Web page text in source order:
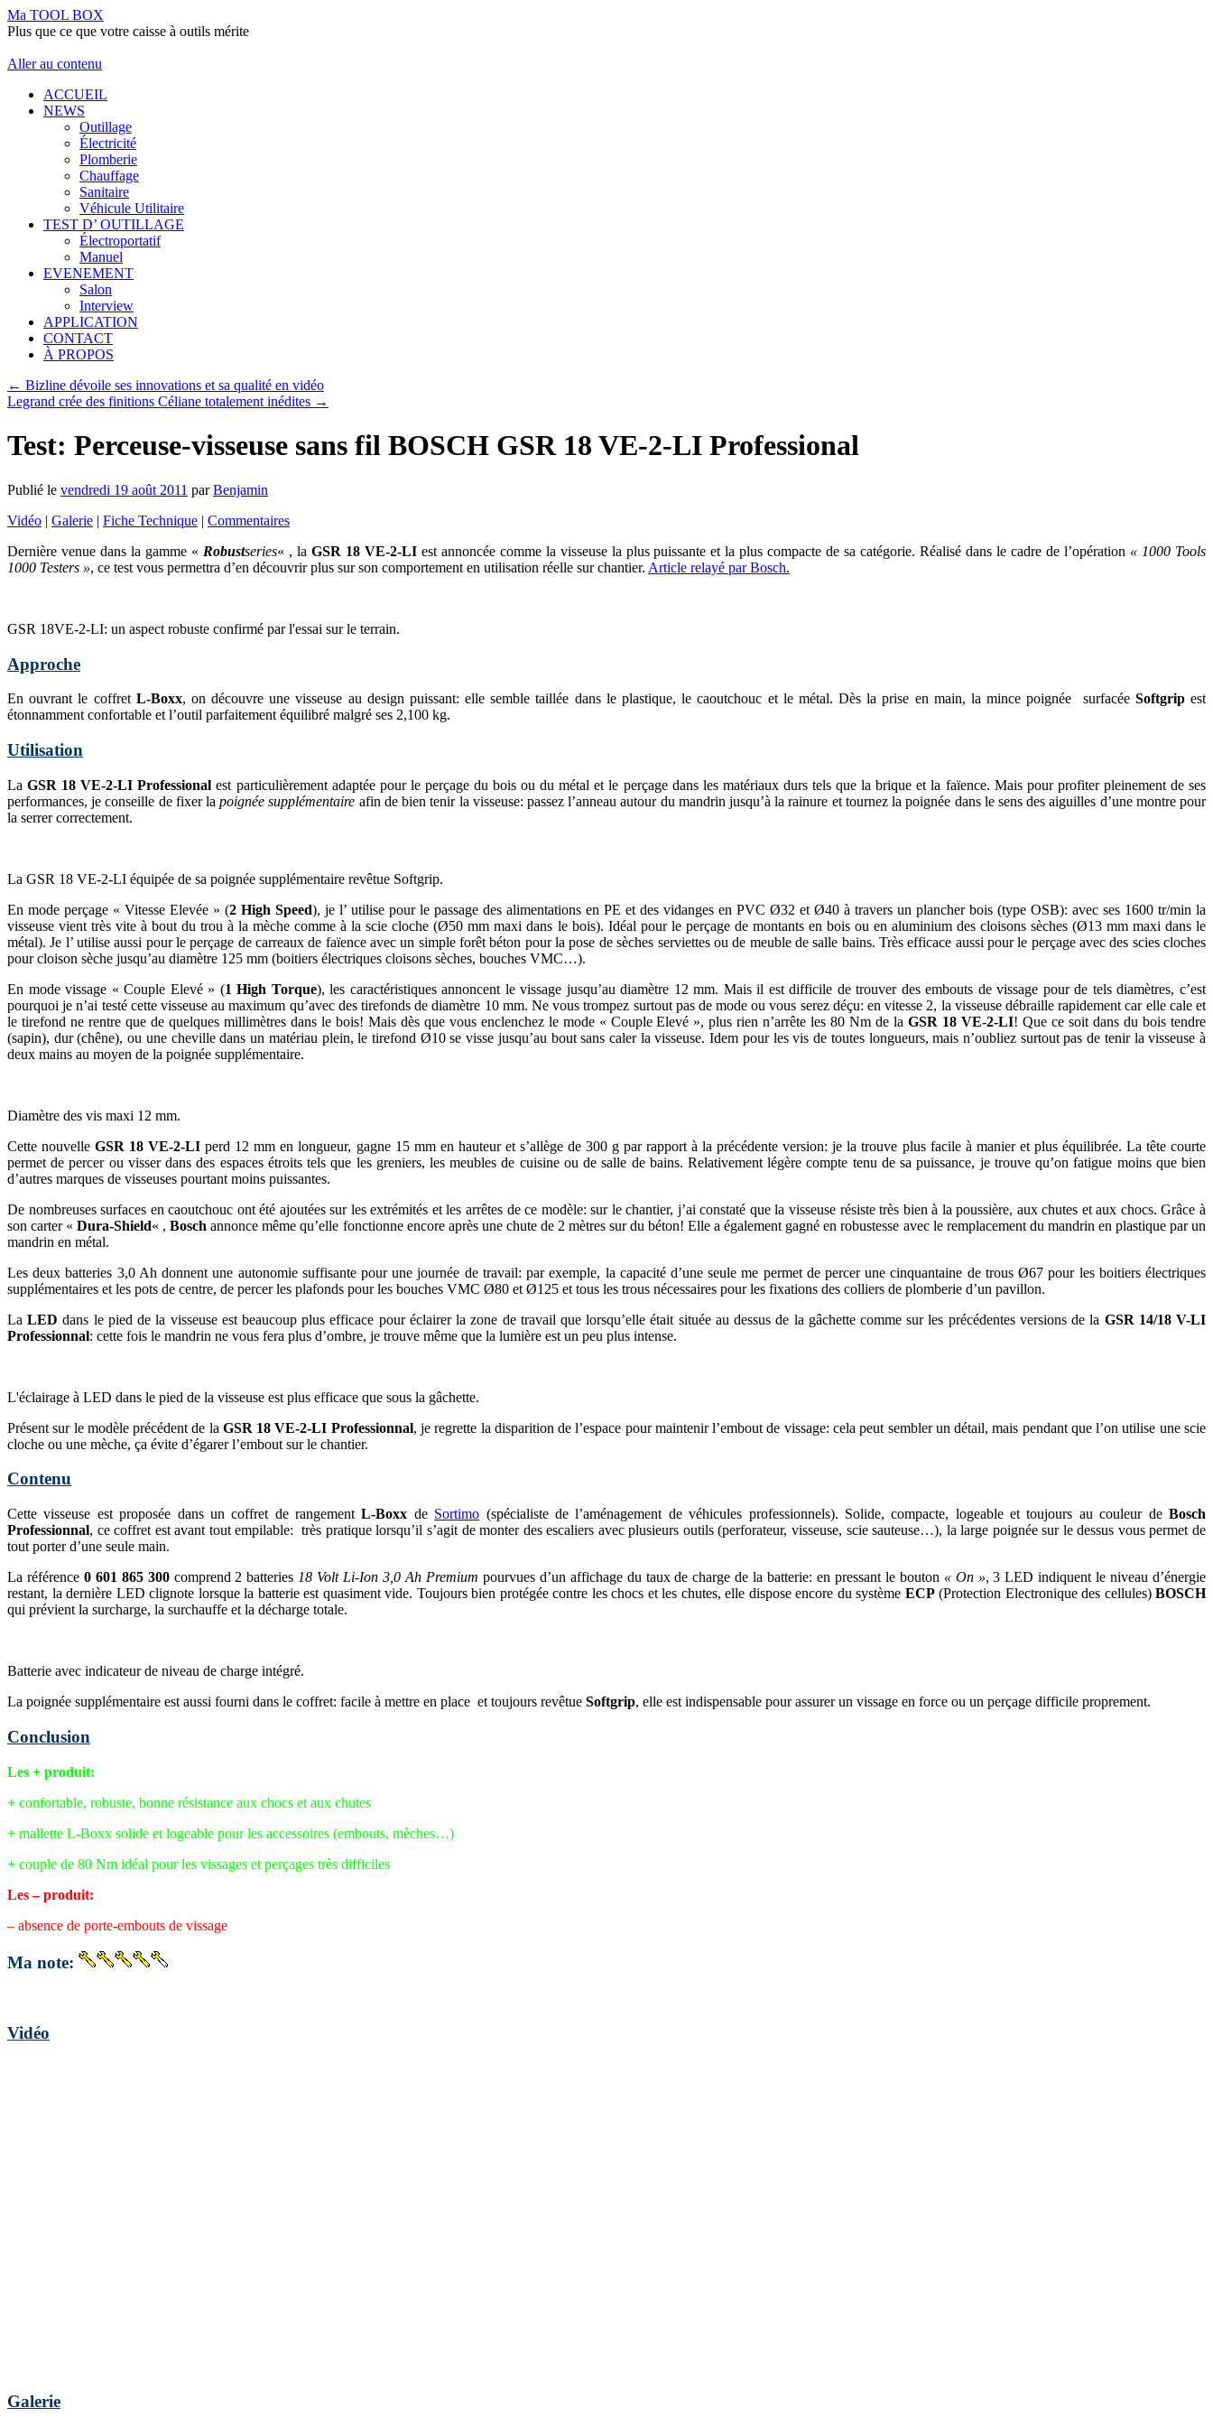
Ma TOOL BOX
Plus que ce que votre caisse à outils mérite
Aller au contenu
ACCUEIL
NEWS
Outillage
Électricité
Plomberie
Chauffage
Sanitaire
Véhicule Utilitaire
TEST D’ OUTILLAGE
Électroportatif
Manuel
EVENEMENT
Salon
Interview
APPLICATION
CONTACT
À PROPOS
← Bizline dévoile ses innovations et sa qualité en vidéo
Legrand crée des finitions Céliane totalement inédites →
Test: Perceuse-visseuse sans fil BOSCH GSR 18 VE-2-LI Professional
Publié le vendredi 19 août 2011 par Benjamin
Vidéo | Galerie | Fiche Technique | Commentaires
Dernière venue dans la gamme « Robustseries« , la GSR 18 VE-2-LIest annoncée comme la visseuse la plus puissante et la plus compacte de sa catégorie. Réalisé dans le cadre de l’opération « 1000 Tools
1000 Testers », ce test vous permettra d’en découvrir plus sur son comportement en utilisation réelle sur chantier. Article relayé par Bosch.
GSR 18VE-2-LI: un aspect robuste confirmé par l'essai sur le terrain.
Approche
En ouvrant le coffret L-Boxx, on découvre une visseuse au design puissant: elle semble taillée dans le plastique, le caoutchouc et le métal. Dès la prise en main, la mince poignée surfacée Softgripest
étonnamment confortable et l’outil parfaitement équilibré malgré ses 2,100 kg.
Utilisation
LaGSR 18 VE-2-LI Professional est particulièrement adaptée pour le perçage du bois ou du métal et le perçage dans les matériaux durs tels que la brique et la faïence. Mais pour profiter pleinement de ses
performances, je conseille de fixer lapoignée supplémentaire afin de bien tenir la visseuse: passez l’anneau autour du mandrin jusqu’à la rainure et tournez la poignée dans le sens des aiguilles d’une montre pour
la serrer correctement.
La GSR 18 VE-2-LI équipée de sa poignée supplémentaire revêtue Softgrip.
En mode perçage « Vitesse Elevée » (2 High Speed), je l’ utilise pour le passage des alimentations en PE et des vidanges en PVC Ø32 et Ø40 à travers un plancher bois (type OSB): avec ses 1600 tr/min la
visseuse vient très vite à bout du trou à la mèche comme à la scie cloche (Ø50 mm maxi dans le bois). Idéal pour le perçage de montants en bois ou en aluminium des cloisons sèches (Ø13 mm maxi dans le
métal). Je l’ utilise aussi pour le perçage de carreaux de faïence avec un simple forêt béton pour la pose de sèches serviettes ou de meuble de salle bains. Très efficace aussi pour le perçage avec des scies cloches
pour cloison sèche jusqu’au diamètre 125 mm (boitiers électriques cloisons sèches, bouches VMC…).
En mode vissage « Couple Elevé » (1 High Torque), les caractéristiques annoncent le vissage jusqu’au diamètre 12 mm. Mais il est difficile de trouver des embouts de vissage pour de tels diamètres, c’est
pourquoi je n’ai testé cette visseuse au maximum qu’avec des tirefonds de diamètre 10 mm. Ne vous trompez surtout pas de mode ou vous serez déçu: en vitesse 2, la visseuse débraille rapidement car elle cale et
le tirefond ne rentre que de quelques millimètres dans le bois! Mais dès que vous enclenchez le mode « Couple Elevé », plus rien n’arrête les 80 Nm de laGSR 18 VE-2-LI! Que ce soit dans du bois tendre
(sapin), dur (chêne), ou une cheville dans un matériau plein, le tirefond Ø10 se visse jusqu’au bout sans caler la visseuse. Idem pour les vis de toutes longueurs, mais n’oubliez surtout pas de tenir la visseuse à
deux mains au moyen de la poignée supplémentaire.
Diamètre des vis maxi 12 mm.
Cette nouvelleGSR 18 VE-2-LI perd 12 mm en longueur, gagne 15 mm en hauteur et s’allège de 300 g par rapport à la précédente version: je la trouve plus facile à manier et plus équilibrée. La tête courte
permet de percer ou visser dans des espaces étroits tels que les greniers, les meubles de cuisine ou de salle de bains. Relativement légère compte tenu de sa puissance, je trouve qu’on fatigue moins que bien
d’autres marques de visseuses pourtant moins puissantes.
De nombreuses surfaces en caoutchouc ont été ajoutées sur les extrémités et les arrêtes de ce modèle: sur le chantier, j’ai constaté que la visseuse résiste très bien à la poussière, aux chutes et aux chocs. Grâce à
son carter «Dura-Shield« ,Bosch annonce même qu’elle fonctionne encore après une chute de 2 mètres sur du béton! Elle a également gagné en robustesse avec le remplacement du mandrin en plastique par un
mandrin en métal.
Les deux batteries 3,0 Ah donnent une autonomie suffisante pour une journée de travail: par exemple, la capacité d’une seule me permet de percer une cinquantaine de trous Ø67 pour les boitiers électriques
supplémentaires et les pots de centre, de percer les plafonds pour les bouches VMC Ø80 et Ø125 et tous les trous nécessaires pour les fixations des colliers de plomberie d’un pavillon.
LaLED dans le pied de la visseuse est beaucoup plus efficace pour éclairer la zone de travail que lorsqu’elle était située au dessus de la gâchette comme sur les précédentes versions de la GSR 14/18 V-LI
Professionnal: cette fois le mandrin ne vous fera plus d’ombre, je trouve même que la lumière est un peu plus intense.
L'éclairage à LED dans le pied de la visseuse est plus efficace que sous la gâchette.
Présent sur le modèle précédent de la GSR 18 VE-2-LI Professionnal, je regrette la disparition de l’espace pour maintenir l’embout de vissage: cela peut sembler un détail, mais pendant que l’on utilise une scie
cloche ou une mèche, ça évite d’égarer l’embout sur le chantier.
Contenu
Cette visseuse est proposée dans un coffret de rangementL-Boxx de Sortimo (spécialiste de l’aménagement de véhicules professionnels). Solide, compacte, logeable et toujours au couleur deBosch
Professionnal, ce coffret est avant tout empilable: très pratique lorsqu’il s’agit de monter des escaliers avec plusieurs outils (perforateur, visseuse, scie sauteuse…), la large poignée sur le dessus vous permet de
tout porter d’une seule main.
La référence 0 601 865 300comprend 2 batteries 18 Volt Li-Ion 3,0 Ah Premium pourvues d’un affichage du taux de charge de la batterie: en pressant le bouton « On », 3 LED indiquent le niveau d’énergie
restant, la dernière LED clignote lorsque la batterie est quasiment vide. Toujours bien protégée contre les chocs et les chutes, elle dispose encore du système ECP(Protection Electronique des cellules) BOSCH
qui prévient la surcharge, la surchauffe et la décharge totale.
Batterie avec indicateur de niveau de charge intégré.
La poignée supplémentaire est aussi fourni dans le coffret: facile à mettre en place et toujours revêtue Softgrip, elle est indispensable pour assurer un vissage en force ou un perçage difficile proprement.
Conclusion
Les + produit:
+ confortable, robuste, bonne résistance aux chocs et aux chutes
+ mallette L-Boxx solide et logeable pour les accessoires (embouts, mèches…)
+ couple de 80 Nm idéal pour les vissages et perçages très difficiles
Les – produit:
– absence de porte-embouts de vissage
Ma note:
Vidéo
Galerie